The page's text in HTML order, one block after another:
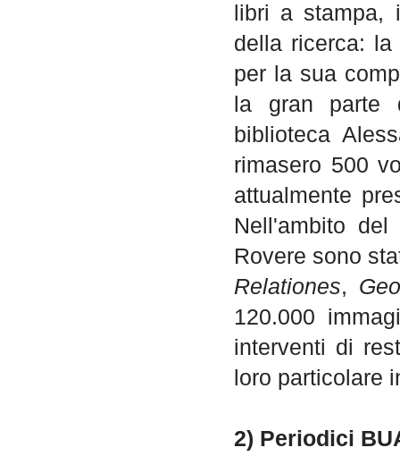
libri a stampa,
della ricerca:
per la sua
la gran parte
biblioteca
rimasero 500
attualmente
Nell'ambito
Rovere sono
Relationes,
120.000
interventi di
loro particolare
2) Periodici